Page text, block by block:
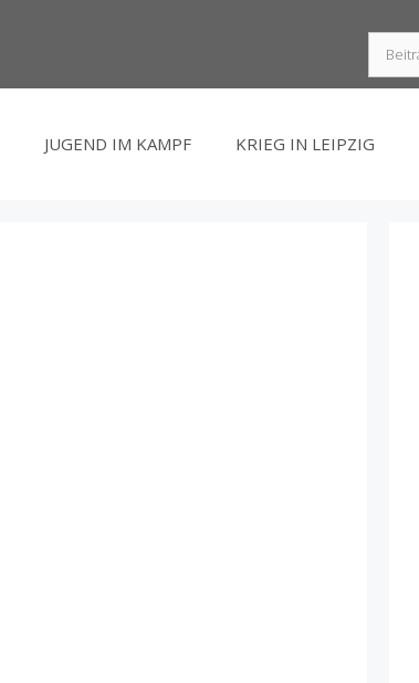
JUGEND IM KAMPF KRIEG IN LEIPZIG